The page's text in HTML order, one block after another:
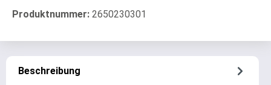
Produktnummer: 2650230301
Beschreibung